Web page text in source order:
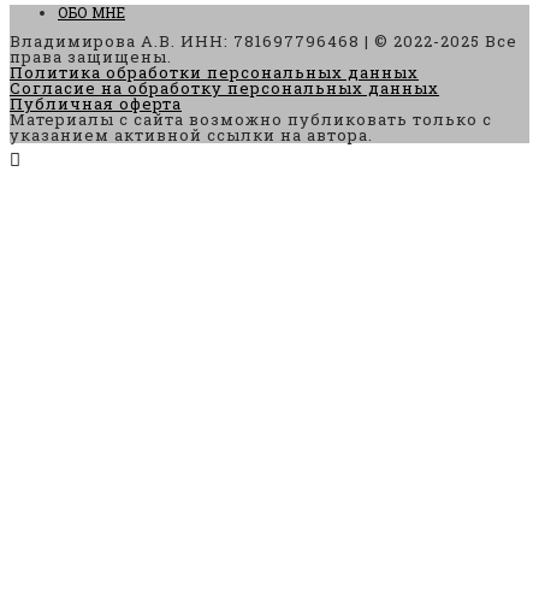
ОБО МНЕ
Владимирова А.В. ИНН: 781697796468 | © 2022-2025 Все
права защищены.
Политика обработки персональных данных
Согласие на обработку персональных данных
Публичная оферта
Материалы с сайта возможно публиковать только с
указанием активной ссылки на автора.